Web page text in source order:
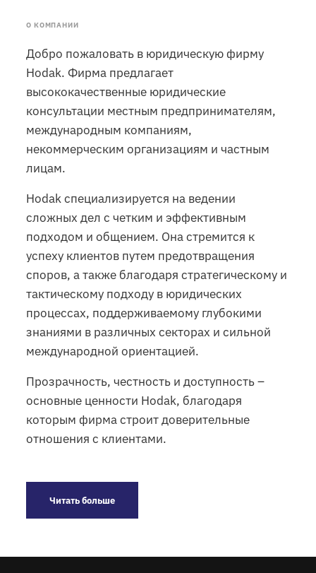
О КОМПАНИИ
Добро пожаловать в юридическую фирму
Hodak. Фирма предлагает
высококачественные юридические
консультации местным предпринимателям,
международным компаниям,
некоммерческим организациям и частным
лицам.
Hodak специализируется на ведении
сложных дел с четким и эффективным
подходом и общением. Она стремится к
успеху клиентов путем предотвращения
споров, а также благодаря стратегическому и
тактическому подходу в юридических
процессах, поддерживаемому глубокими
знаниями в различных секторах и сильной
международной ориентацией.
Прозрачность, честность и доступность –
основные ценности Hodak, благодаря
которым фирма строит доверительные
отношения с клиентами.
Читать больше